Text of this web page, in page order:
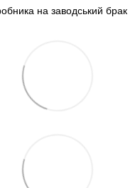
на заводський брак